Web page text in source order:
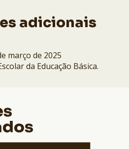
adicionais
março de 2025
da Educação Básica.